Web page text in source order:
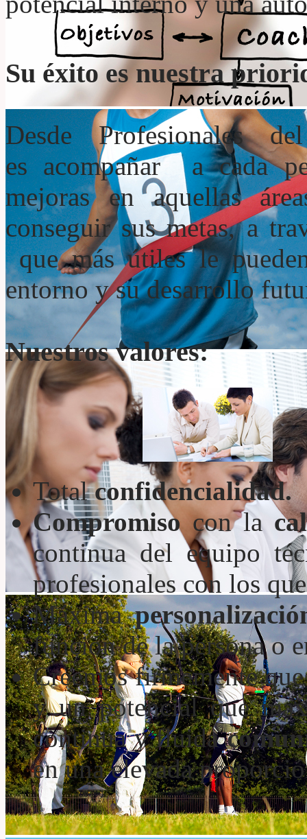
Su éxito es nuestra
Desde Profesionales
es acompañar a cada
mejoras en aquellas
conseguir sus metas, a
que más útiles le
entorno y su desarrollo
Nuestros valores:
Totalconfidencialidad.
Compromiso con la
continua del equipo
profesionales con los
Máxima
función de la persona o
Creemos firmemente
y un potencial que
continua y fluida
en una elevada